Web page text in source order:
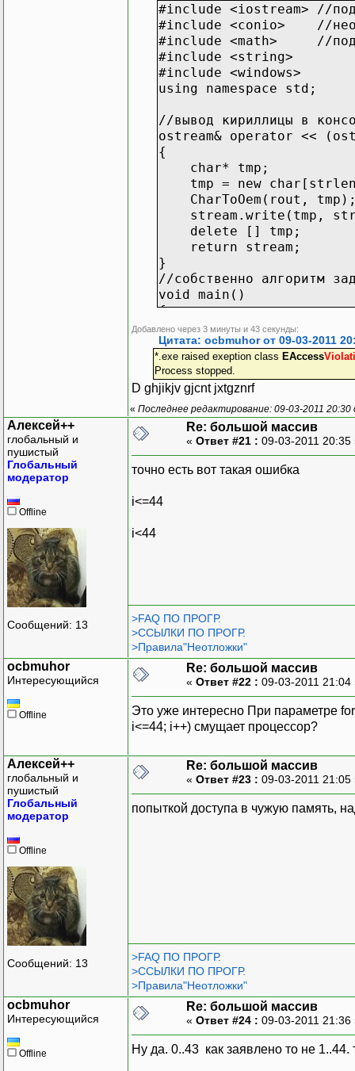
#include <iostream> //
#include <conio> //
#include <math> //
#include <string>
#include <windows>
using namespace std;
//вывод кириллицы в
ostream& operator <<
{
char* tmp;
tmp = new
CharToOem(rout,
stream.write(tmp,
delete [] tmp;
return stream;
}
//собственно алгоритм
void main()
{
double *a, n;
int i, z;
cout<<"Введите число
cin>>n;
z=0;
a= new double [44];
for (i=1; i<=44; i++)
a[i]=sqrt(n*n*n);
n=n++;
cout<<"\n n"<<i<<"=
a[i]=z;
Добавлено через 3 минуты и 43 секунды:
Цитата: ocbmuhor от 09-03-2011
*.exe raised exeption class EAccess
Process stopped.
D ghjikjv gjcnt jxtgznrf
« Последнее редактирование: 09-03-2011 20:30
Алексей++
глобальный и
пушистый
Глобальный
модератор
Offline
Сообщений: 13
Re: большой массив
« Ответ #21 : 09-03-2011
точно есть вот такая ошибка
i<=44
i<44
>FAQ ПО ПРОГР.
>ССЫЛКИ ПО ПРОГР.
>Правила"Неотложки"
ocbmuhor
Интересующийся
Offline
Re: большой массив
« Ответ #22 : 09-03-2011
Это уже интересно При параметре
i<=44; i++) смущает процессор?
Алексей++
глобальный и
пушистый
Глобальный
модератор
Offline
Сообщений: 13
Re: большой массив
« Ответ #23 : 09-03-2011
попыткой доступа в чужую память,
>FAQ ПО ПРОГР.
>ССЫЛКИ ПО ПРОГР.
>Правила"Неотложки"
ocbmuhor
Интересующийся
Offline
Re: большой массив
« Ответ #24 : 09-03-2011
Ну да. 0..43 как заявлено то не 1..44.